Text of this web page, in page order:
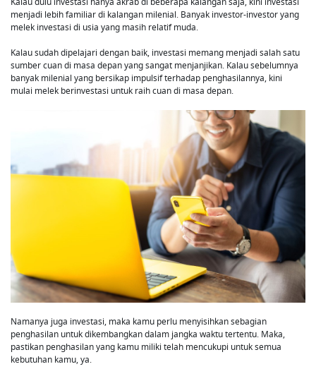
menjadi lebih familiar di kalangan milenial. Banyak investor-investor yang
melek investasi di usia yang masih relatif muda.
Kalau sudah dipelajari dengan baik, investasi memang menjadi salah satu
sumber cuan di masa depan yang sangat menjanjikan. Kalau sebelumnya
banyak milenial yang bersikap impulsif terhadap penghasilannya, kini
mulai melek berinvestasi untuk raih cuan di masa depan.
Namanya juga investasi, maka kamu perlu menyisihkan sebagian
penghasilan untuk dikembangkan dalam jangka waktu tertentu. Maka,
pastikan penghasilan yang kamu miliki telah mencukupi untuk semua
kebutuhan kamu, ya.